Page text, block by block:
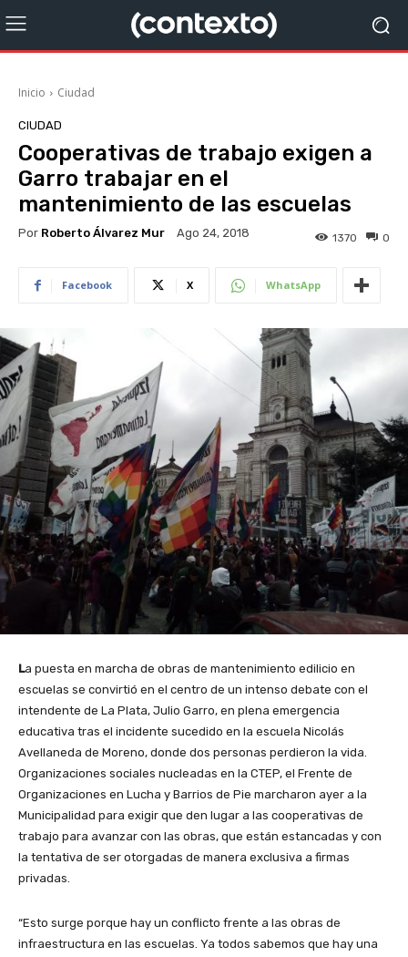
Inicio Ciudad
CIUDAD
Cooperativas de trabajo exigen a
Garro trabajar en el
mantenimiento de las escuelas
Por Roberto Álvarez Mur Ago 24, 2018 0
1370
Facebook X WhatsApp
La puesta en marcha de obras de mantenimiento edilicio en
escuelas se convirtió en el centro de un intenso debate con el
intendente de La Plata, Julio Garro, en plena emergencia
educativa tras el incidente sucedido en la escuela Nicolás
Avellaneda de Moreno, donde dos personas perdieron la vida.
Organizaciones sociales nucleadas en la CTEP, el Frente de
Organizaciones en Lucha y Barrios de Pie marcharon ayer a la
Municipalidad para exigir que den lugar a las cooperativas de
trabajo para avanzar con las obras, que están estancadas y con
la tentativa de ser otorgadas de manera exclusiva a firmas
privadas.
“Esto surge porque hay un conflicto frente a las obras de
infraestructura en las escuelas. Ya todos sabemos que hay una